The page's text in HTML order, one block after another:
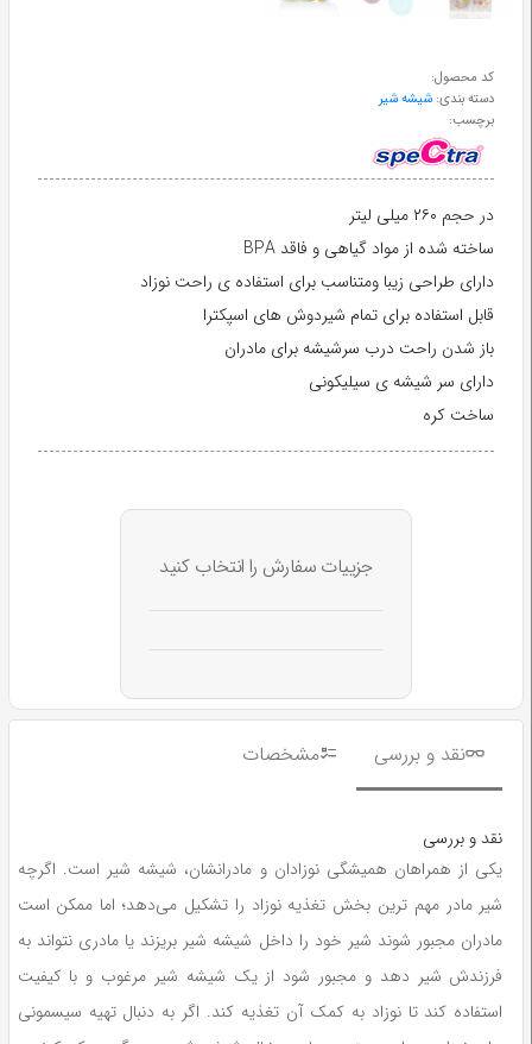
طب
ابزار
جراحی
کد محصول:
دسته بندی: شیشه شیر
برچسب:
در حجم ۲۶۰ میلی لیتر
ساخته شده از مواد گیاهی و فاقد BPA
دارای طراحی زیبا ومتناسب برای استفاده ی راحت نوزاد
قابل استفاده برای تمام شیردوش های اسپکترا
باز شدن راحت درب سرشیشه برای مادران
دارای سر شیشه ی سیلیکونی
ساخت کره
جزییات سفارش را انتخاب کنید
نقد و بررسی مشخصات
نقد و بررسی
یکی از همراهان همیشگی نوزادان و مادرانشان، شیشه شیر است. اگرچه
شیر مادر مهم ترین بخش تغذیه نوزاد را تشکیل می‌دهد؛ اما ممکن است
مادران مجبور شوند شیر خود را داخل شیشه شیر بریزند یا مادری نتواند به
فرزندش شیر دهد و مجبور شود از یک شیشه شیر مرغوب و با کیفیت
استفاده کند تا نوزاد به کمک آن تغذیه کند. اگر به دنبال تهیه سیسمونی